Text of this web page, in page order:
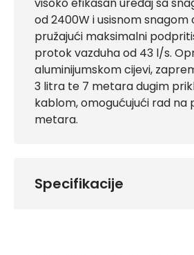
od 2400W i usisnom snagom
pružajući maksimalni
protok vazduha od 43 l/s.
aluminijumskom cijevi,
3 litra te 7 metara dugim
kablom, omogućujući rad na
metara.
Specifikacije